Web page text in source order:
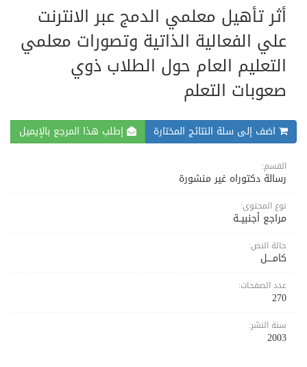
أثر تأهيل معلمي الدمج عبر الانترنت
علي الفعالية الذاتية وتصورات معلمي
التعليم العام حول الطلاب ذوي
صعوبات التعلم
اضف إلى سلة النتائج المختارة إطلب هذا المرجع بالإيميل
القسم:
رسالة دكتوراه غير منشورة
نوع المحتوى:
مراجع أجنبيــة
حالة النص:
كامــــل
عدد الصفحات:
270
سنة النشر:
2003